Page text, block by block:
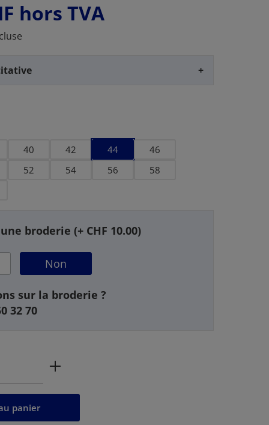
hors TVA
+
40 42 44
46
52
54 56 58
broderie (+ CHF 10.00)
Non
sur la broderie ?
32 70
produit : Entrez la quantité souhaitée
panier